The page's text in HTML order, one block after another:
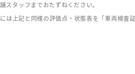
スタッフまでおたずねください。
は上記と同様の評価点・状態表を「車両検査